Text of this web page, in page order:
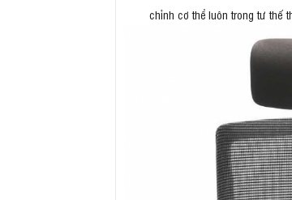
chỉnh cơ thể luôn trong tư thế